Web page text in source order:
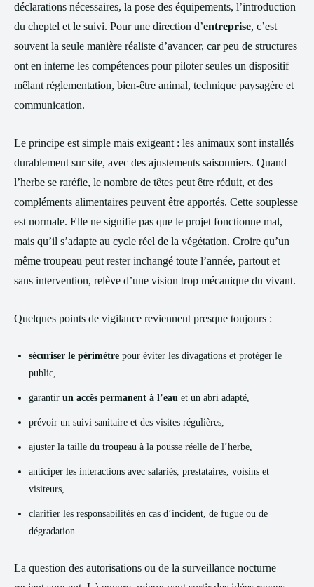
déclarations nécessaires, la pose des équipements, l’introduction
du cheptel et le suivi. Pour une direction d’entreprise, c’est
souvent la seule manière réaliste d’avancer, car peu de structures
ont en interne les compétences pour piloter seules un dispositif
mêlant réglementation, bien-être animal, technique paysagère et
communication.
Le principe est simple mais exigeant : les animaux sont installés
durablement sur site, avec des ajustements saisonniers. Quand
l’herbe se raréfie, le nombre de têtes peut être réduit, et des
compléments alimentaires peuvent être apportés. Cette souplesse
est normale. Elle ne signifie pas que le projet fonctionne mal,
mais qu’il s’adapte au cycle réel de la végétation. Croire qu’un
même troupeau peut rester inchangé toute l’année, partout et
sans intervention, relève d’une vision trop mécanique du vivant.
Quelques points de vigilance reviennent presque toujours :
sécuriser le périmètre pour éviter les divagations et protéger le
public,
garantir un accès permanent à l’eau et un abri adapté,
prévoir un suivi sanitaire et des visites régulières,
ajuster la taille du troupeau à la pousse réelle de l’herbe,
anticiper les interactions avec salariés, prestataires, voisins et
visiteurs,
clarifier les responsabilités en cas d’incident, de fugue ou de
dégradation.
La question des autorisations ou de la surveillance nocturne